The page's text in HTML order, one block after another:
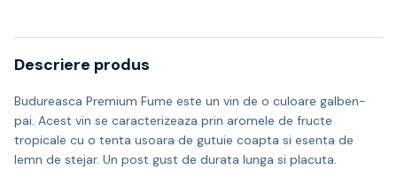
Descriere produs
Budureasca Premium Fume este un vin de o culoare galben-
pai. Acest vin se caracterizeaza prin aromele de fructe
tropicale cu o tenta usoara de gutuie coapta si esenta de
lemn de stejar. Un post gust de durata lunga si placuta.